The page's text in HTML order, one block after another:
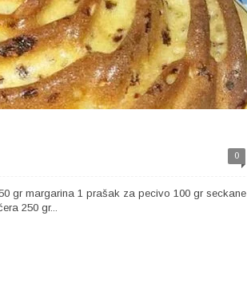
0
gr margarina 1 prašak za pecivo 100 gr seckane
250 gr...